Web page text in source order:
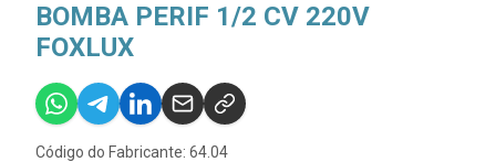
BOMBA PERIF 1/2 CV 220V
FOXLUX
Código do Fabricante: 64.04